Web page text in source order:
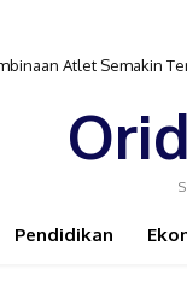
Atlet Semakin
Pendidikan